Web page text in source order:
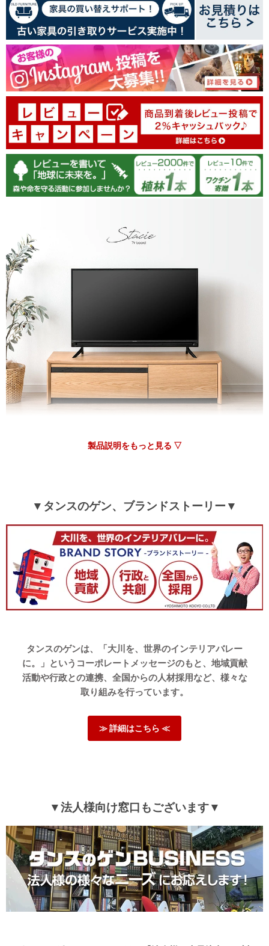
製品説明をもっと見る ▽
▼タンスのゲン、ブランドストーリー▼
タンスのゲンは、「大川を、世界のインテリアバレー
に。」というコーポレートメッセージのもと、地域貢献
活動や行政との連携、全国からの人材採用など、様々な
取り組みを行っています。
≫ 詳細はこちら ≪
▼法人様向け窓口もございます▼